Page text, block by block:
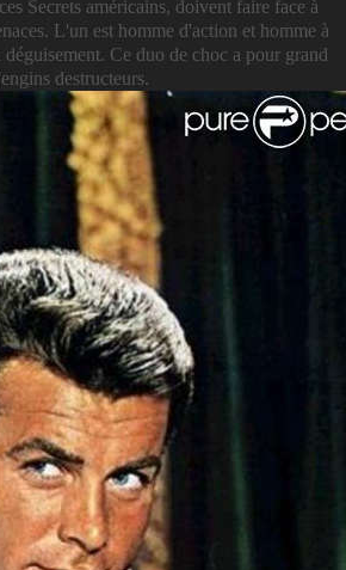
Secrets américains, doivent faire face à
L'un est homme d'action et homme à
Ce duo de choc a pour grand
destructeurs.